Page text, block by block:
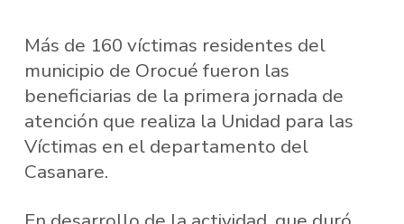
Más de 160 víctimas residentes del
municipio de Orocué fueron las
beneficiarias de la primera jornada de
atención que realiza la Unidad para las
Víctimas en el departamento del
Casanare.